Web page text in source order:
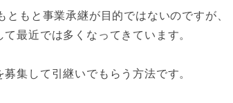
もと事業承継が目的ではないのですが、
最近では多くなってきています。
集して引継いでもらう方法です。